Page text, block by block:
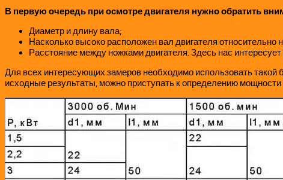
В первую очередь при осмотре двигателя нужно обратить
Диаметр и длину вала;
Насколько высоко расположен вал двигателя относительно
Расстояние между ножками двигателя. Здесь нас
Для всех интересующих замеров необходимо использовать такой
исходные результаты, можно приступать к определению мощности